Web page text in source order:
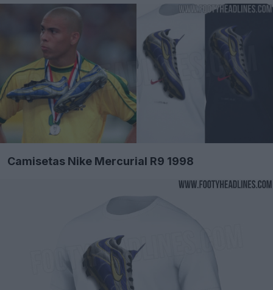
Camisetas Nike Mercurial R9 1998